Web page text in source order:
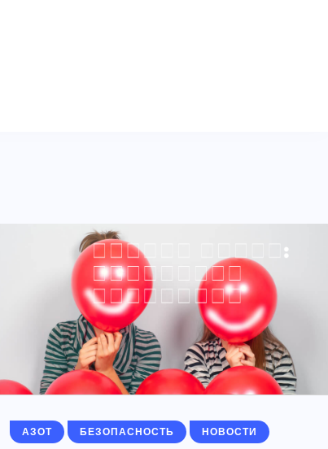
АЗОТ БЕЗОПАСНОСТЬ НОВОСТИ